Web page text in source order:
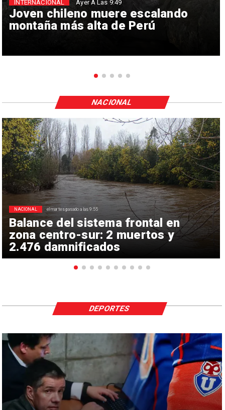
Joven chileno muere escalando
montaña más alta de Perú
INTERNACIONAL Ayer A Las 9:49
Balance del sistema frontal en
zona centro-sur: 2 muertos y
2.476 damnificados
NACIONAL el martes pasado a las 9:55
NACIONAL
DEPORTES